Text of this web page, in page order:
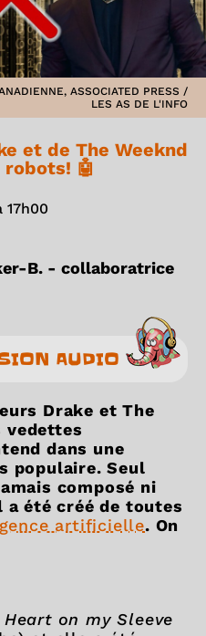
ASSOCIATED PRESS /
LES AS DE L'INFO
et de The Weeknd
🤖
17h00
B. - collaboratrice
AUDIO
Drake et The
vedettes
dans une
populaire. Seul
composé ni
a été créé de toutes
artificielle. On
Heart on my Sleeve